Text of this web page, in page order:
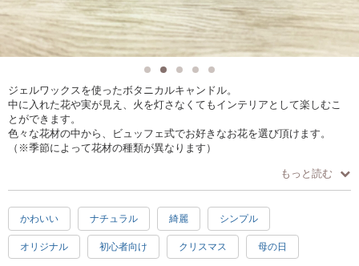
ジェルワックスを使ったボタニカルキャンドル。
中に入れた花や実が見え、火を灯さなくてもインテリアとして楽しむこ
とができます。
色々な花材の中から、ビュッフェ式でお好きなお花を選び頂けます。
（※季節によって花材の種類が異なります）
グラス下半分に花材を入れジェルワックスを入れます。上半分はアロマ
オイルと着色したジェルワックスを入れ完成。
染料は約20種類の中からお好きな色に着色が可能です。
アロマオイルは約20種類の中から選べます。
もっと読む
かわいい ナチュラル 綺麗 シンプル
オリジナル 初心者向け クリスマス 母の日